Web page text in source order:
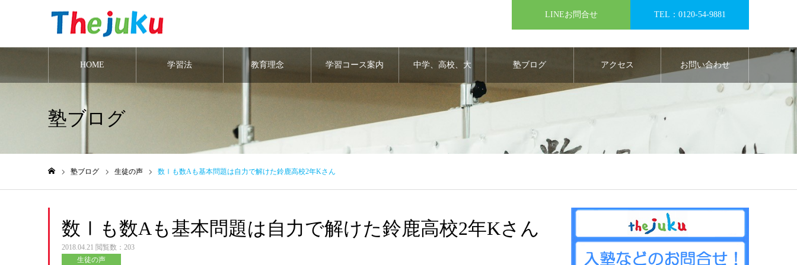
LINEお問合せ TEL：0120-54-9881
HOME 学習法 教育理念 学習コース案内 中学、高校、大 塾ブログ アクセス お問い合わせ
塾ブログ
塾ブログ 生徒の声 数Ⅰも数Aも基本問題は自力で解けた鈴鹿高校2年Kさん
数Ⅰも数Aも基本問題は自力で解けた鈴鹿高校2年Kさん
2018.04.21 閲覧数：203
生徒の声